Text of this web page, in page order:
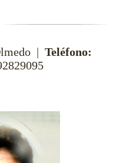
|Teléfono: